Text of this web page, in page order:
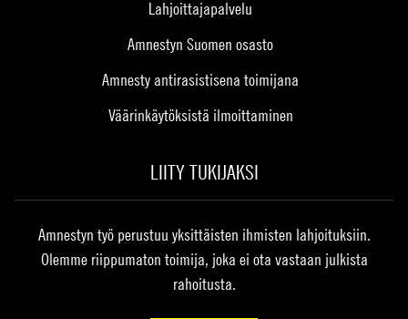
Lahjoittajapalvelu
Amnestyn Suomen osasto
Amnesty antirasistisena toimijana
Väärinkäytöksistä ilmoittaminen
LIITY TUKIJAKSI
Amnestyn työ perustuu yksittäisten ihmisten lahjoituksiin.
Olemme riippumaton toimija, joka ei ota vastaan julkista
rahoitusta.